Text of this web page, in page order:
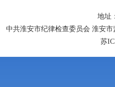
地址
中共淮安市纪律检查委员会 淮安
苏